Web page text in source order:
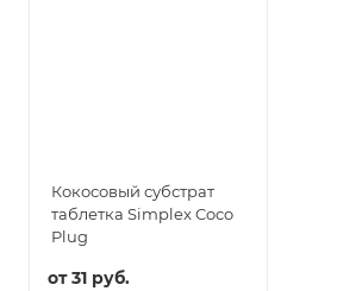
Кокосовый субстрат
таблетка Simplex Coco
Plug
от31 руб.